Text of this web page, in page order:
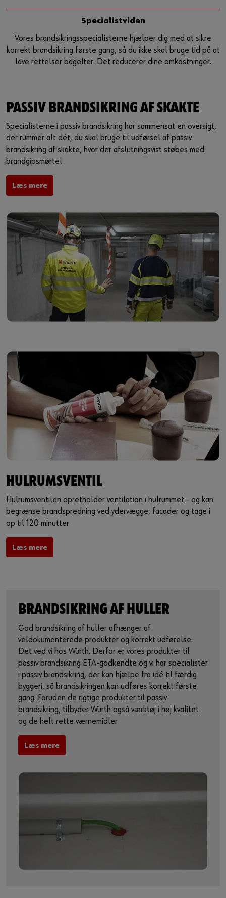
Specialistviden
Vores brandsikringsspecialisterne hjælper dig med at sikre
korrekt brandsikring første gang, så du ikke skal bruge tid på at
lave rettelser bagefter. Det reducerer dine omkostninger.
PASSIV BRANDSIKRING AF SKAKTE
Specialisterne i passiv brandsikring har sammensat en oversigt,
der rummer alt dét, du skal bruge til udførsel af passiv
brandsikring af skakte, hvor der afslutningsvist støbes med
brandgipsmørtel
Læs mere
HULRUMSVENTIL
Hulrumsventilen opretholder ventilation i hulrummet - og kan
begrænse brandspredning ved ydervægge, facader og tage i
op til 120 minutter
Læs mere
BRANDSIKRING AF HULLER
God brandsikring af huller afhænger af
veldokumenterede produkter og korrekt udførelse.
Det ved vi hos Würth. Derfor er vores produkter til
passiv brandsikring ETA-godkendte og vi har specialister
i passiv brandsikring, der kan hjælpe fra idé til færdig
byggeri, så brandsikringen kan udføres korrekt første
gang. Foruden de rigtige produkter til passiv
brandsikring, tilbyder Würth også værktøj i høj kvalitet
og de helt rette værnemidler
Læs mere